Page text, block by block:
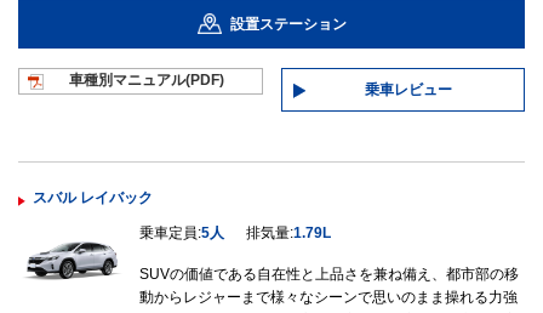
設置ステーション
車種別マニュアル(PDF)
乗車レビュー
スバル レイバック
乗車定員:5人 排気量:1.79L
SUVの価値である自在性と上品さを兼ね備え、都市部の移
動からレジャーまで様々なシーンで思いのまま操れる力強